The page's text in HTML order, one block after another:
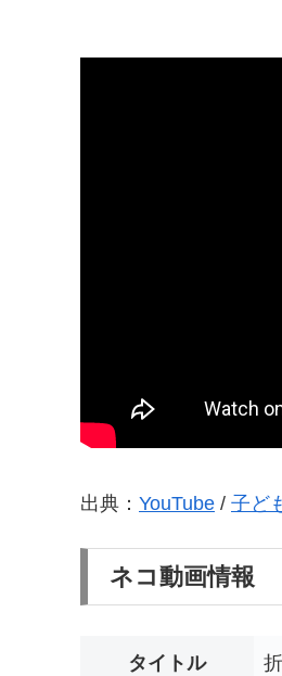
出典： YouTube / 子ど
ネコ動画情報
タイトル